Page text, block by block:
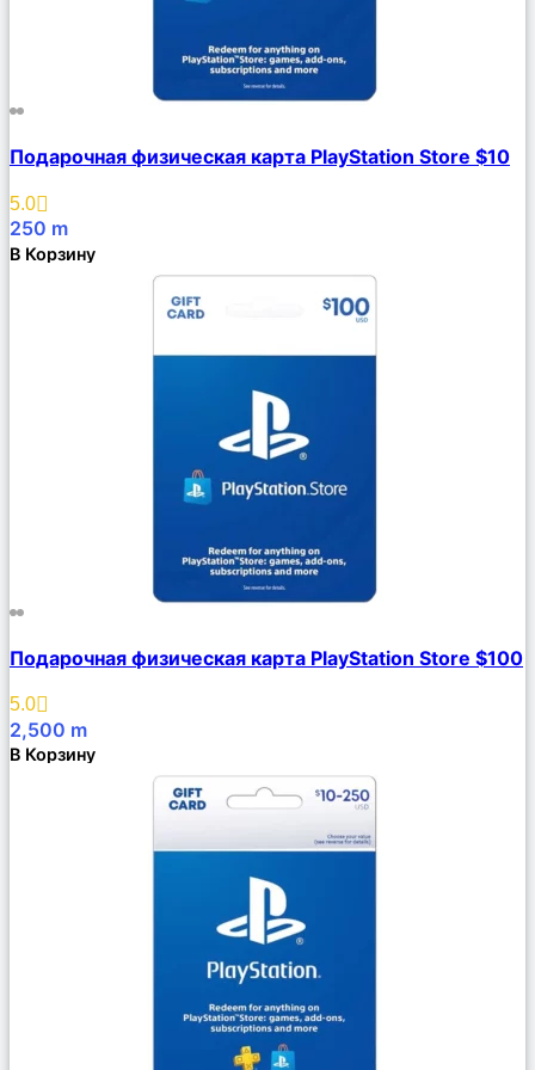
Описание
Избранное
Подарочная физическая карта PlayStation Store $10
5.0
250 m
В Корзину
Описание
Избранное
Подарочная физическая карта PlayStation Store $100
5.0
2,500 m
В Корзину